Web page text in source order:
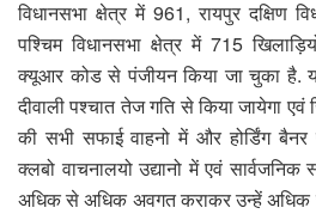
विधानसभा क्षेत्र में 961, रायपुर दक्षिण
पश्चिम विधानसभा क्षेत्र में 715
क्यूआर कोड से पंजीयन किया जा चुका है.
दीवाली पश्चात तेज गति से किया जायेगा
की सभी सफाई वाहनो में और होर्डिंग
क्लबो वाचनालयो उद्यानो में एवं
अधिक से अधिक अवगत कराकर उन्हें